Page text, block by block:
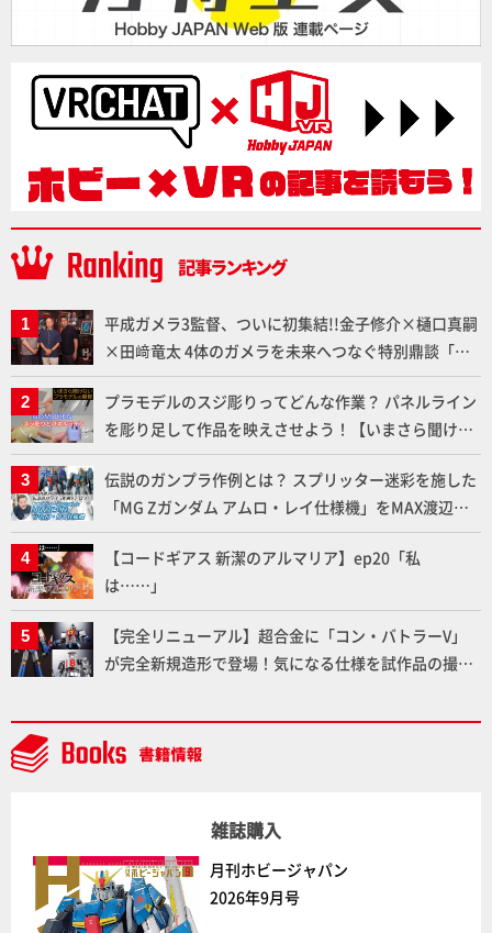
平成ガメラ3監督、ついに初集結!!金子修介×樋口真嗣
×田﨑竜太 4体のガメラを未来へつなぐ特別鼎談「ガ
メラ永久保存化プロジェクト FINAL」
プラモデルのスジ彫りってどんな作業？ パネルライン
を彫り足して作品を映えさせよう！【いまさら聞けな
いプラモデルの基礎：スジ彫りとパネルライン】
伝説のガンプラ作例とは？ スプリッター迷彩を施した
「MG Zガンダム アムロ・レイ仕様機」をMAX渡辺が
ふたたび塗る!!【試し読み】
【コードギアス 新潔のアルマリア】ep20「私
は……」
【完全リニューアル】超合金に「コン・バトラーV」
が完全新規造形で登場！気になる仕様を試作品の撮り
ト」セット情報もお届け！【超合金の魂】
雑誌購入
月刊ホビージャパン
2026年9月号